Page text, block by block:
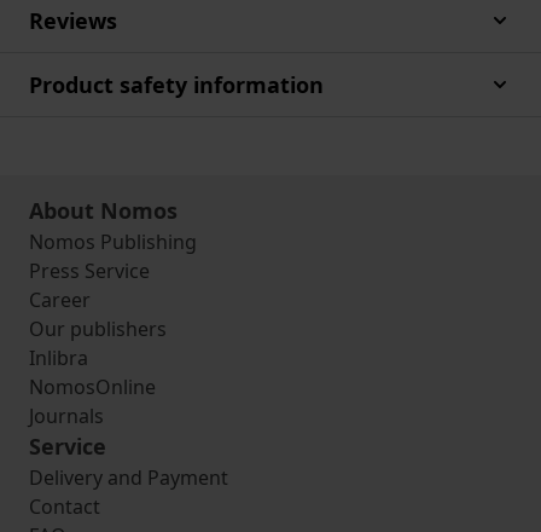
Reviews
Product safety information
About Nomos
Nomos Publishing
Press Service
Career
Our publishers
Inlibra
NomosOnline
Journals
Service
Delivery and Payment
Contact